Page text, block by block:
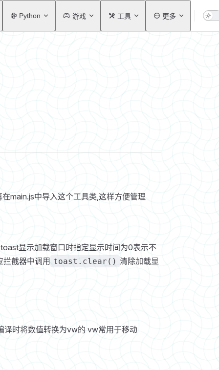
Python 游戏 工具 更多
main.js中导入这个工具类,这样方便管理
显示加载窗口时指定显示时间为0表示不
拦截器中调用 toast.clear() 清除加载显
时将数值转换为vw的 vw常用于移动